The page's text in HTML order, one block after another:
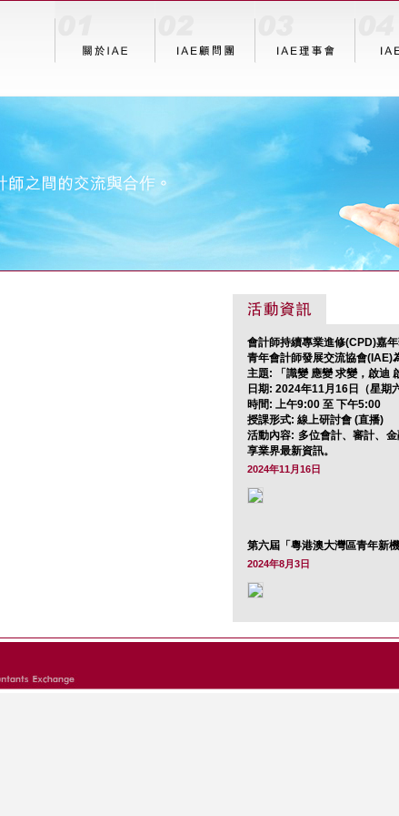
會計師持續專業進修(CPD)嘉
青年會計師發展交流協會(IAE)
主題: 「識變 應變 求變，啟迪
日期: 2024年11月16日（星期六
時間: 上午9:00 至 下午5:00
授課形式: 線上研討會 (直播)
活動內容: 多位會計、審計、
享業界最新資訊。
2024年11月16日
第六屆「粵港澳大灣區青年新
2024年8月3日